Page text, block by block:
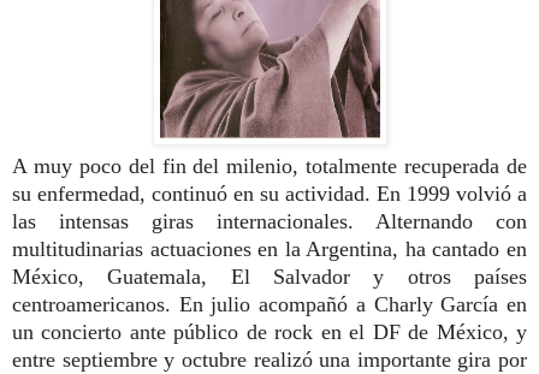
A muy poco del fin del milenio, totalmente recuperada de
su enfermedad, continuó en su actividad. En 1999 volvió a
las intensas giras internacionales. Alternando con
multitudinarias actuaciones en la Argentina, ha cantado en
México, Guatemala, El Salvador y otros países
centroamericanos. En julio acompañó a Charly García en
un concierto ante público de rock en el DF de México, y
entre septiembre y octubre realizó una importante gira por